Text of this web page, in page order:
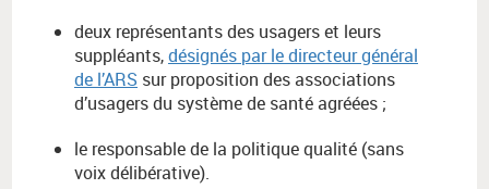
deux représentants des usagers et leurs
suppléants,désignés par le directeur général
de l’ARS sur proposition des associations
d’usagers du système de santé agréées ;
le responsable de la politique qualité (sans
voix délibérative).